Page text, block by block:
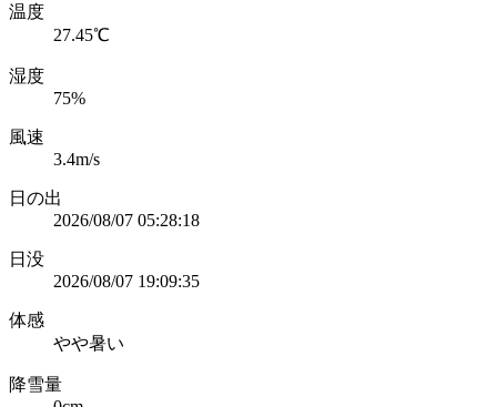
温度
27.45℃
湿度
75%
風速
3.4m/s
日の出
2026/08/07 05:28:18
日没
2026/08/07 19:09:35
体感
やや暑い
降雪量